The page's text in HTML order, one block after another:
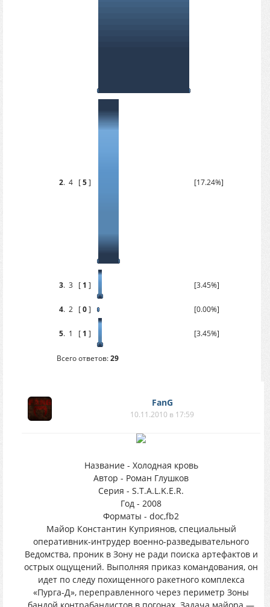
2. 4 [5] [17.24%]
3. 3 [ 1 ] [3.45%]
4. 2 [0] [0.00%]
5. 1 [ 1 ] [3.45%]
Всего ответов:29
FanG
10.11.2010 в 17:59
Название - Холодная кровь
Автор - Роман Глушков
Серия - S.T.A.L.K.E.R.
Год - 2008
Форматы - doc,fb2
Майор Константин Куприянов, специальный
оперативник-интрудер военно-разведывательного
Ведомства, проник в Зону не ради поиска артефактов и
острых ощущений. Выполняя приказ командования, он
идет по следу похищенного ракетного комплекса
«Пурга-Д», переправленного через периметр Зоны